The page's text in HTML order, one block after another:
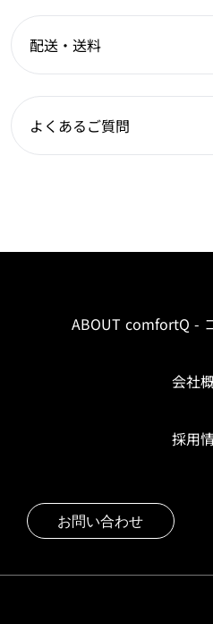
配送・送料
よくあるご質問
ABOUT comfortQ -
会社
採用
お問い合わせ